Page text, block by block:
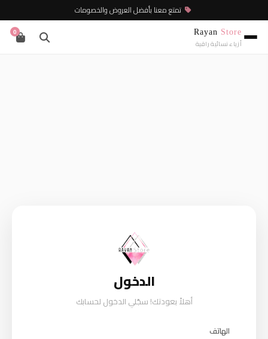
تمتع معنا بأفضل العروض والخصومات
Rayan Store
أزياء نسائية راقية
0
الدخول
أهلاً بعودتك! سجّلي الدخول لحسابك
الهاتف